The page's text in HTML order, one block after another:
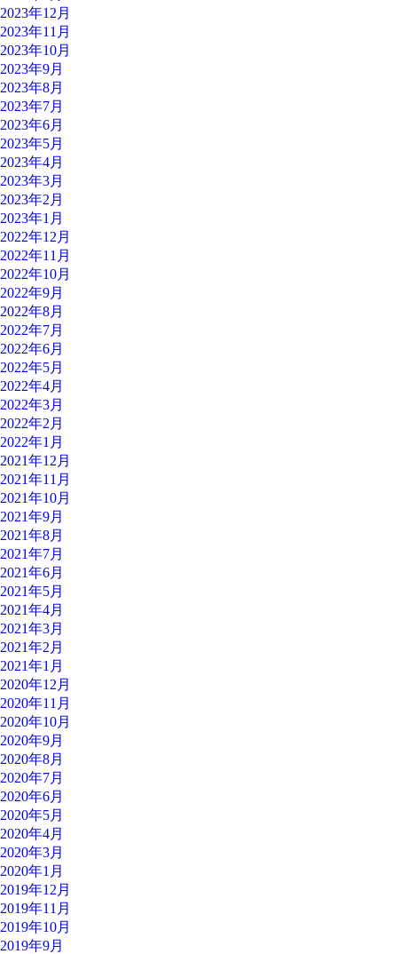
2023年12月
2023年11月
2023年10月
2023年9月
2023年8月
2023年7月
2023年6月
2023年5月
2023年4月
2023年3月
2023年2月
2023年1月
2022年12月
2022年11月
2022年10月
2022年9月
2022年8月
2022年7月
2022年6月
2022年5月
2022年4月
2022年3月
2022年2月
2022年1月
2021年12月
2021年11月
2021年10月
2021年9月
2021年8月
2021年7月
2021年6月
2021年5月
2021年4月
2021年3月
2021年2月
2021年1月
2020年12月
2020年11月
2020年10月
2020年9月
2020年8月
2020年7月
2020年6月
2020年5月
2020年4月
2020年3月
2020年1月
2019年12月
2019年11月
2019年10月
2019年9月